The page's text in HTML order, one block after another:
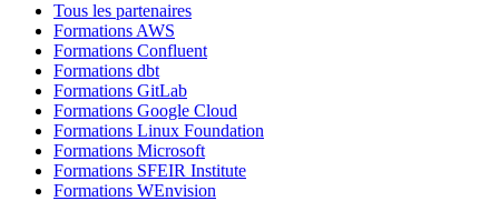
Tous les partenaires
Formations AWS
Formations Confluent
Formations dbt
Formations GitLab
Formations Google Cloud
Formations Linux Foundation
Formations Microsoft
Formations SFEIR Institute
Formations WEnvision